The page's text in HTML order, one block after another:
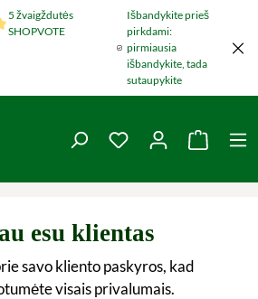
5 žvaigždutės
SHOPVOTE
Išbandykite prieš
pirkdami:
pirmiausia
išbandykite, tada
sutaupykite
You have 0 wishlist
esu klientas
savo kliento paskyros, kad
visais privalumais.